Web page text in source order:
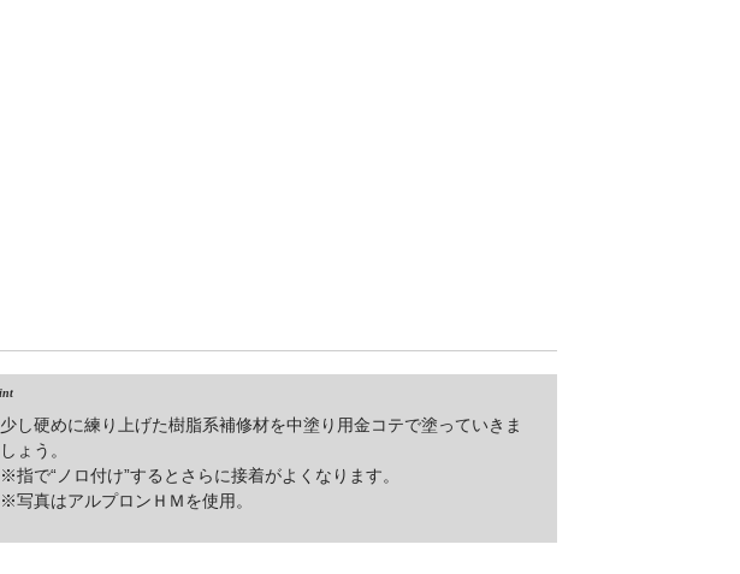
少し硬めに練り上げた樹脂系補修材を中塗り用金コテで塗っていきま
しょう。
※指で“ノロ付け”するとさらに接着がよくなります。
※写真はアルプロンＨＭを使用。